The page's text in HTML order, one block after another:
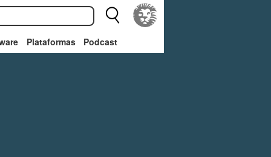
Plataformas Podcast